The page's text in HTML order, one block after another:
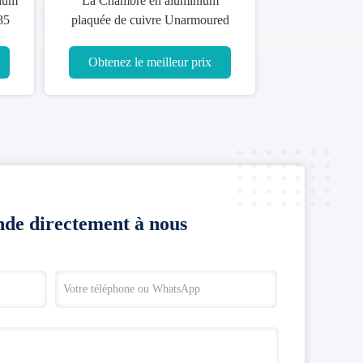
d'isolation de PVC de
courant électrique
le meilleur prix
haute performance de câblage en
couleur d'isolation de couleur
Obtenez le meilleur prix
directement à nous